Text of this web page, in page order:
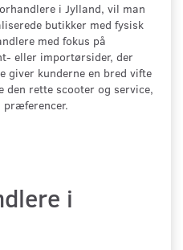
i Jylland, vil man
butikker med fysisk
med fokus på
eller importørsider, der
giver kunderne en bred vifte
den rette scooter og service,
præferencer.
i